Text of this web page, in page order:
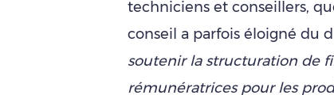
techniciens et conseillers,
conseil a parfois éloigné du
soutenir la structuration de
rémunératrices pour les